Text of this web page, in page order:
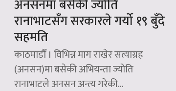
अनसनमा बसेकी ज्योति
रानाभाटसँग सरकारले गर्यो १९ बुँदे
सहमति
काठमाडौँ । विभिन्न माग राखेर सत्याग्रह
(अनसन)मा बसेकी अभियन्ता ज्योति
रानाभाटले अनसन अन्त्य गरेकी...